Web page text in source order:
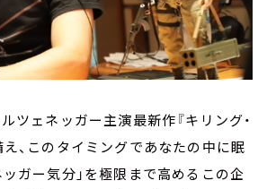
ツェネッガー主演最新作『キリング・
、このタイミングであなたの中に眠
ガー気分」を極限まで高めるこの企